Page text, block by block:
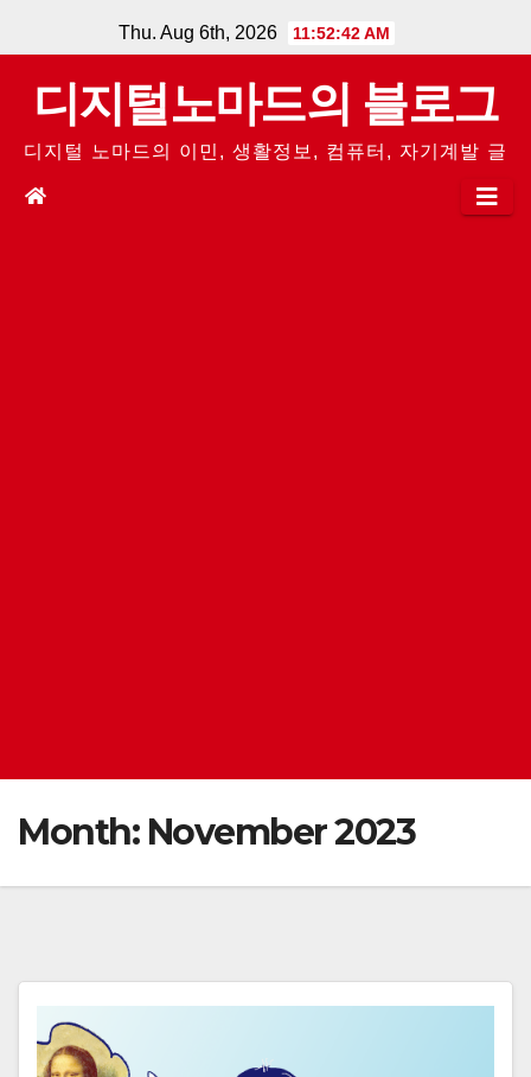
to
content
Thu. Aug 6th, 2026 11:52:43 AM
디지털노마드의 블로그
디지털 노마드의 이민, 생활정보, 컴퓨터, 자기계발 글
Month: November 2023